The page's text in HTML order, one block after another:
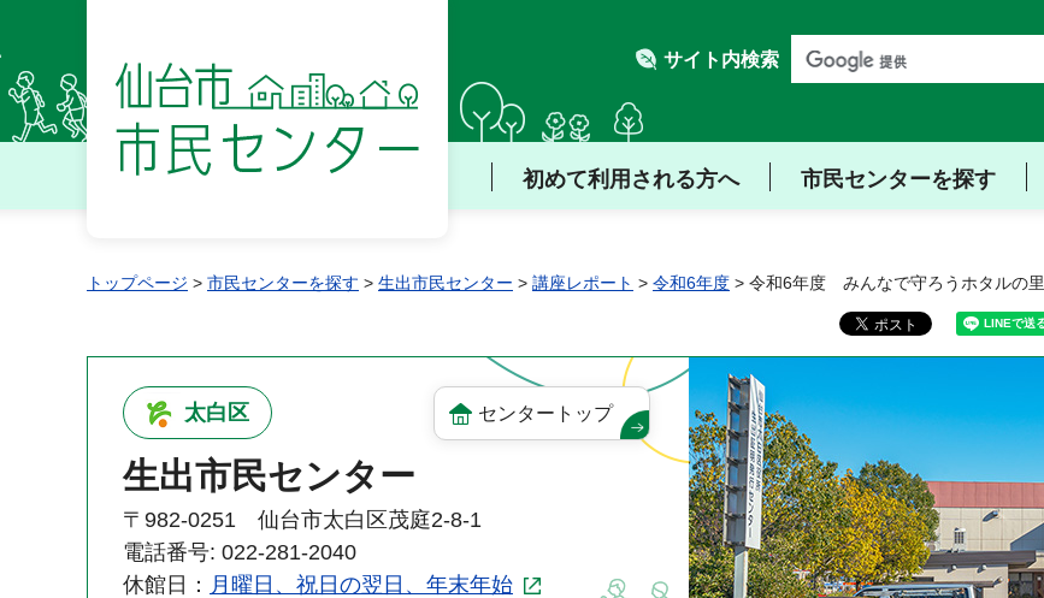
仙台市 市民センター
サイト内検索
初めて利用される方へ 市民センターを探す
トップページ > 市民センターを探す > 生出市民センター > 講座レポート > 令和6年度 > 令和6年度 みんなで守ろうホタルの里
太白区 センタートップ
生出市民センター
〒982-0251 仙台市太白区茂庭2-8-1
電話番号: 022-281-2040
休館日： 月曜日、祝日の翌日、年末年始